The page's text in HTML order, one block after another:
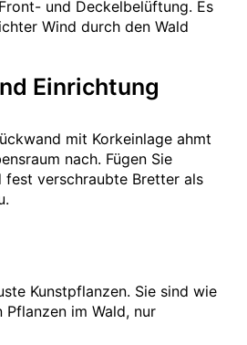
und Deckelbelüftung. Es
Wind durch den Wald
Einrichtung
mit Korkeinlage ahmt
nach. Fügen Sie
fest verschraubte Bretter als
Kunstpflanzen. Sie sind wie
im Wald, nur